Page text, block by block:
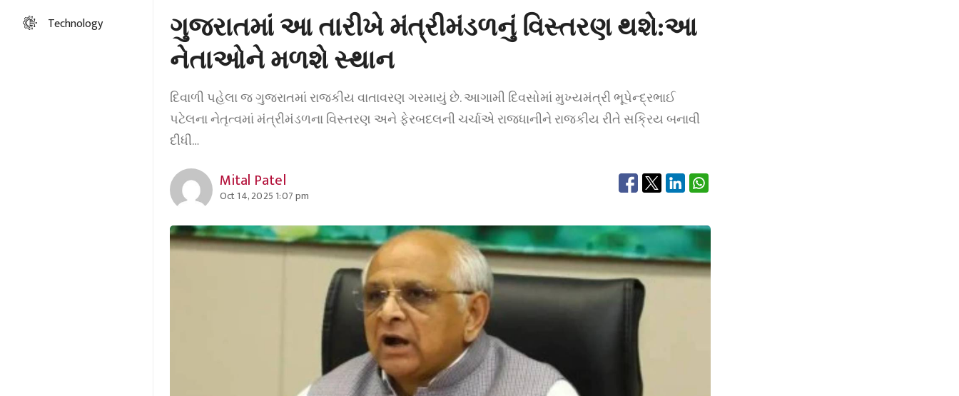
Technology
ગુજરાતમાં આ તારીખે મંત્રીમંડળનું વિસ્તરણ થશે:આ
નેતાઓને મળશે સ્થાન
દિવાળી પહેલા જ ગુજરાતમાં રાજકીય વાતાવરણ ગરમાયું છે. આગામી દિવસોમાં મુખ્યમંત્રી ભૂપેન્દ્રભાઈ
પટેલના નેતૃત્વમાં મંત્રીમંડળના વિસ્તરણ અને ફેરબદલની ચર્ચાએ રાજધાનીને રાજકીય રીતે સક્રિય બનાવી
દીધી…
Mital Patel
Oct 14, 2025 1:07 pm